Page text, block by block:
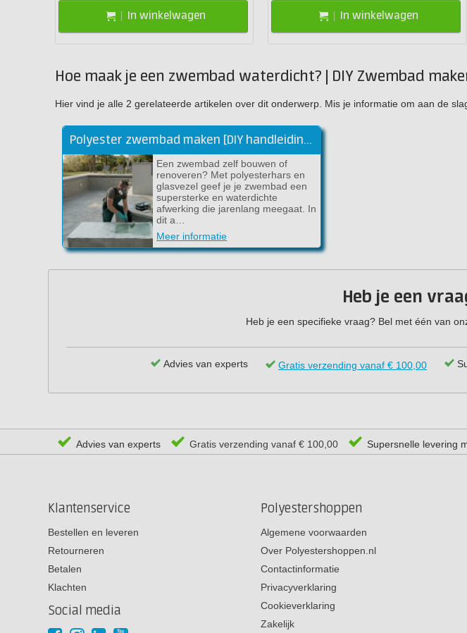
In winkelwagen In winkelwagen
Hoe maak je een zwembad waterdicht? | DIY Zwembad
Hier vind je alle 2 gerelateerde artikelen over dit onderwerp. Mis je informatie om aan de
Polyester zwembad maken [DIY handleiding]
Een zwembad zelf bouwen of
renoveren? Met polyesterhars en
glasvezel geef je je zwembad een
supersterke en waterdichte
afwerking die jarenlang meegaat. In
dit a…
Meer informatie
Heb je een
Heb je een specifieke vraag? Bel met één van
Advies van experts Gratis verzending vanaf € 100,00
Advies van experts Gratis verzending vanaf € 100,00 Supersnelle levering
Klantenservice
Bestellen en leveren
Retourneren
Betalen
Klachten
Social media
Polyestershoppen
Algemene voorwaarden
Over Polyestershoppen.nl
Contactinformatie
Privacyverklaring
Cookieverklaring
Zakelijk